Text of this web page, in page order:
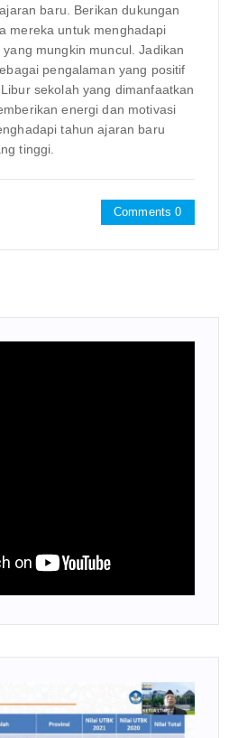
baru. Berikan dukungan
mereka untuk menghadapi
mungkin muncul. Jadikan
pengalaman yang positif
sekolah yang dimanfaatkan
energi dan motivasi
tahun ajaran baru
tinggi.
Comments 0